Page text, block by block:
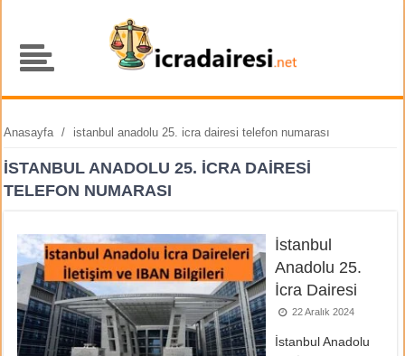
Anasayfa / istanbul anadolu 25. icra dairesi telefon numarası
ISTANBUL ANADOLU 25. ICRA DAIRESI
TELEFON NUMARASI
İstanbul
Anadolu 25.
İcra Dairesi
22 Aralık 2024
İstanbul Anadolu